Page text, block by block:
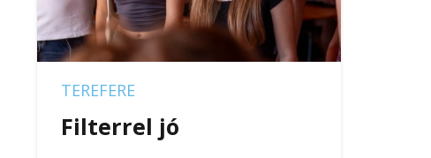
TEREFERE
Filterrel jó